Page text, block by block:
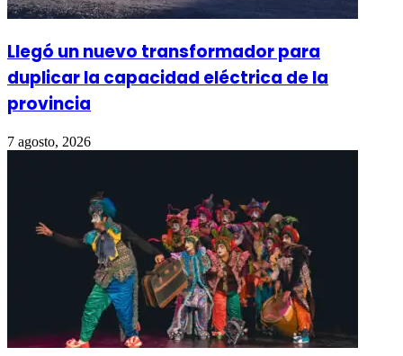
Llegó un nuevo transformador para
duplicar la capacidad eléctrica de la
provincia
7 agosto, 2026